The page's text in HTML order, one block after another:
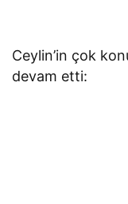
Ceylin’in çok
devam etti: